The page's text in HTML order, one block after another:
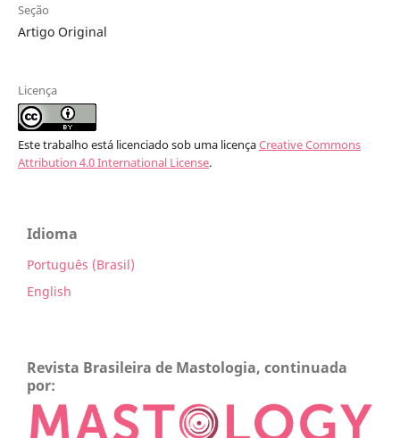
Seção
Artigo Original
Licença
Este trabalho está licenciado sob uma licençaCreative Commons
Attribution 4.0 International License.
Idioma
Português (Brasil)
English
Revista Brasileira de Mastologia, continuada
por: